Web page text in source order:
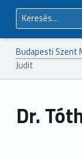
Keresés:
Budapesti Szent
Judit
Dr.